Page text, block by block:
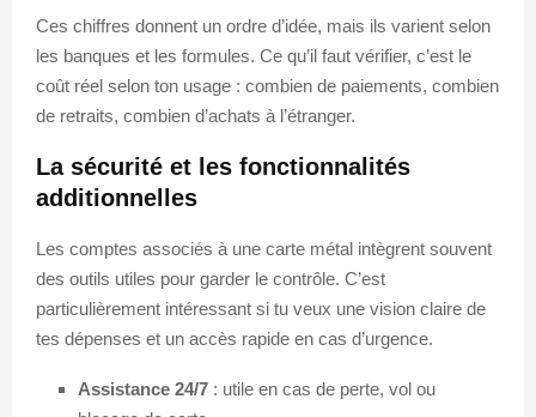
Ces chiffres donnent un ordre d’idée, mais ils varient selon
les banques et les formules. Ce qu’il faut vérifier, c’est le
coût réel selon ton usage : combien de paiements, combien
de retraits, combien d’achats à l’étranger.
La sécurité et les fonctionnalités
additionnelles
Les comptes associés à une carte métal intègrent souvent
des outils utiles pour garder le contrôle. C’est
particulièrement intéressant si tu veux une vision claire de
tes dépenses et un accès rapide en cas d’urgence.
Assistance 24/7 : utile en cas de perte, vol ou